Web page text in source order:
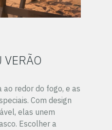
VERÃO
redor do fogo, e as
Com design
elas unem
Escolher a